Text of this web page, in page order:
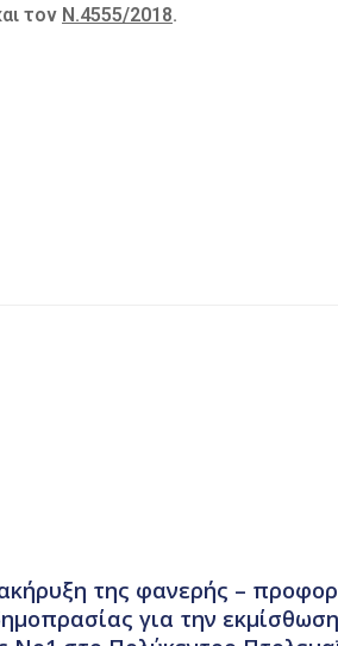
τον Ν.4555/2018.
της φανερής –
για την